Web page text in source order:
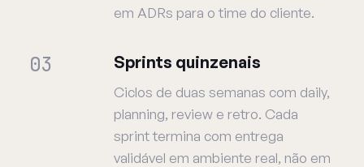
em ADRs para o time do cliente.
03 Sprints quinzenais
Ciclos de duas semanas com daily,
planning, review e retro. Cada
sprint termina com entrega
validável em ambiente real, não em